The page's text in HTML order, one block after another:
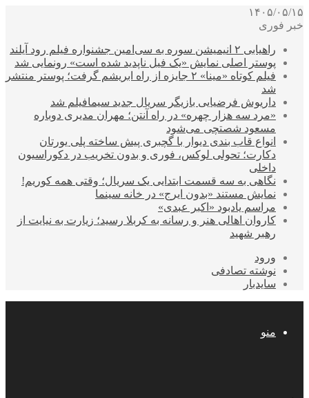
۱۴۰۵/۰۵/۱۵
خبر فوری
راهیابی ۲ انیمیشن سوره به سی‌امین جشنواره فیلم رود آیلند
پوستر اصلی نمایش «یک فیل ناپدید شده است» رونمایی شد
فیلم کوتاه «مینا» ۲ جایزه از راه ابریشم گرفت؛ پوستر منتشر
شد
داریوش فرضیایی بازیگر سریال جدید سیمافیلم شد
«مرد سه هزار چهره» در راه آنتن؛ مهران مدیری دوباره
مسعود شصتچی می‌شود
انواع قاب بندی دیوار با گچبری پیش ساخته پلی یورتان
دکارت؛ تحولی لوکس، فوری و بدون تخریب در دکوراسیون
داخلی
نگاهی به سه قسمت ابتدایی یک سریال؛ وقتی همه کوریم!
نمایش مستند «بدون ایرج» در خانه سینما
مراسم یادبود «اکبر عبدی»
کاروان اهالی هنر و رسانه به کربلا رسید؛ زیارت به نیایت از
رهبر شهید
ورود
نوشته تصادفی
سایدبار
منو